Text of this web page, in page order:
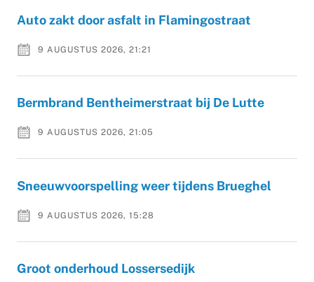
Auto zakt door asfalt in Flamingostraat
9 AUGUSTUS 2026, 21:21
Bermbrand Bentheimerstraat bij De Lutte
9 AUGUSTUS 2026, 21:05
Sneeuwvoorspelling weer tijdens Brueghel
9 AUGUSTUS 2026, 15:28
Groot onderhoud Lossersedijk